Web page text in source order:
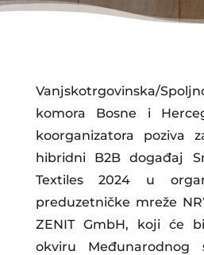
Vanjskotrgovinska/
komora Bosne i
koorganizatora poziva
hibridni B2B događaj
Textiles 2024 u
preduzetničke mreže
ZENIT GmbH, koji će
okviru Međunarodnog